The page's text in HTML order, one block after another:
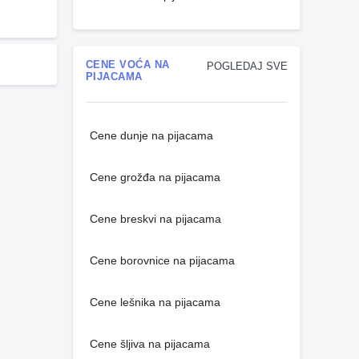
POGLEDAJ SVE
CENE VOĆA NA
PIJACAMA
Cene dunje na pijacama
Cene grožđa na pijacama
Cene breskvi na pijacama
Cene borovnice na pijacama
Cene lešnika na pijacama
Cene šljiva na pijacama